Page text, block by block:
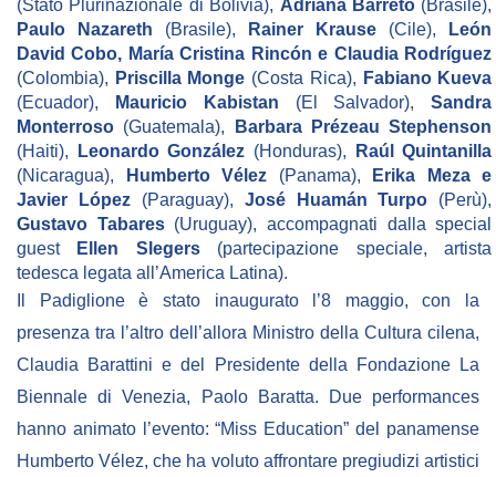
(Stato Plurinazionale di Bolivia), Adriana Barreto (Brasile),
Paulo Nazareth (Brasile), Rainer Krause (Cile),
León
David Cobo, María Cristina Rincón e Claudia Rodríguez
(Colombia), Priscilla Monge (Costa Rica), Fabiano Kueva
(Ecuador),
Mauricio Kabistan (El Salvador),Sandra
Monterroso (Guatemala),
Barbara Prézeau Stephenson
(Haiti),
Leonardo González (Honduras),
Raúl Quintanilla
(Nicaragua),
Humberto Vélez (Panama),
Erika Meza e
Javier López (Paraguay), José Huamán Turpo (Perù),
Gustavo Tabares (Uruguay), accompagnati dalla special
guest
Ellen Slegers (partecipazione speciale, artista
tedesca legata all’America Latina).
Il Padiglione è stato inaugurato l’8 maggio, con la
presenza tra l’altro dell’allora Ministro della Cultura cilena,
Claudia Barattini e del Presidente della Fondazione La
Biennale di Venezia, Paolo Baratta. Due performances
hanno animato l’evento: “Miss Education” del panamense
Humberto Vélez, che ha voluto affrontare pregiudizi artistici